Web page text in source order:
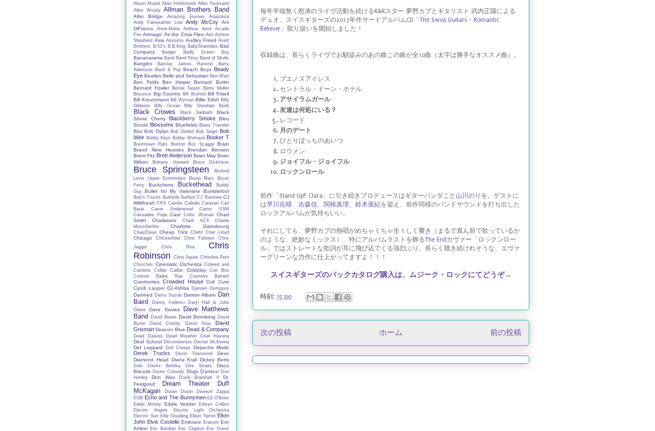
毎年半端無く怒涛のライヴ活動を続けるR&Rスター 夢野カブとギタリスト 武内正陽による
デュオ、スイスギターズの2017年作サードアルバムCD「 The Swiss Guitars - Romantic
Believer 」取り扱いを開始しました！
収録曲は、長らくライヴでお馴染みのあの曲この曲が全10曲（太字は勝手なオススメ曲）。
ブエノスアイレス
セントラル・ドーン・ホテル
アサイラムガール
友達は何処にいる？
レコード
月のデート
ひとりぼっちのあいつ
ロウメン
ジョイフル・ジョイフル
ロックンロール
前作「Stand Up!! Clara」に引き続きプロデュースはギターパンダこと 山川のりを。ゲストに
は早川岳晴、 吉森信、 関根真理、 鈴木亜紀を迎え、前作同様のバンドサウンドを打ち出した
ロックアルバムが気持ちいい。
それにしても、夢野カブの熱唱がめちゃくちゃ生々しく響き（まるで真ん前で歌っているか
のような、絶妙なミックス）、特にアルバムラストを飾るThe End カヴァー「ロックンロー
ル」ではストレートな歌詞が耳に飛び込でくる強烈ぶり。長らく聴き続けれそうな、エヴァ
ーグリーンな力作に仕上がってますよ！！！
スイスギターズのバックカタログ購入は、ムジーク・ロックにてどうぞ→
時刻: 15:00
次の投稿 前の投稿
ホーム
Alison Moyet Allan Holdsworth Allen Toussaint
Allen Woody
Allman Brothers Band
Alter Bridge Amazing Journey
Anastasia
Andy Fairweather Low
Andy McCoy
Ani
DiFranco
Anne-Marie Anthrax Anvil
Arcade
Fire Artmagic As the Crow Flies Ash Ashton
Shepherd Asia Asylums Audley Freed Avett
Brothers
B-52's B.B.King BabyShambles Bad
Company
Badger Badly Drawn Boy
Bananarama Band Band Perry Band of Skulls
Bangles Barclay James Harvest
Barry
Adamson Bash & Pop Beach Boys Beady
Eye Beatles Belle and Sebastian Ben Watt
Ben Folds Ben Harper
Bernard Butler
Bernard Fowler
Bernie Taupin
Bette Midler
Beyonce Big Country Bill Bruford Bill Frisell
Bill Kreutzmann Bill Wyman Billie Eilish Billy
Gibbons
Billy Ocean Billy Sheehan Bjork
Black Crowes Black Sabbath
Black
Stone Cherry
Blackberry Smoke Bleu
Blondie Blossoms Bluefields Blues Traveler
Blur Bob Dylan Bob Geldof Bob Seger Bob
Weir Bobby Keys Bobby Womack Booker T
Boomtown Rats Boston Boz Scaggs
Brain
Brand New Heavies
Brendan Benson
Brent Fitz Brett Anderson Brian May Brian
Wilson
Brittany Howard Bruce Dickinson
Bruce Springsteen
Bruford
Levin Upper Extremities
Bruno Mars
Bryan
Ferry
Buckcherry Buckethead
Buddy
Guy
Bullet for My Valentine Bumblefoot
Butch Trucks Butthole Surfers CJ Ramone CJ
Wildheart CRX Camila Cabello Caravan Carl
Barat
Carrie Underwood
Carter USM
Cassadee Pope
Cast Celtic Woman
Chad
Smith
Charlatans Charli XCX
Charlie
Musselwhite
Charlotte Gainsbourg
Chas/Dave Cheap Trick Chefs Cher Lloyd
Chicago Chickenfoot Chris Farlowe
Chris
Jagger
Chris Rea
Chris
Robinson
Chris Squire Christina Perri
Chvrches Cinematic Orchestra Coheed and
Cambria
Colbie Caillat Coldplay
Con Brio
Corinne Bailey Rae
Courtney Barnett
Cranberries Crowded House Cult
Cure
Cyndi Lauper DJ Ashba Damien Dempsey
Damned Damo Suzuki Damon Albarn
Dan
Baird
Danny Federici
Daryl Hall & John
Oates
Dave Davies
Dave Matthews
Band
David Bowie David Bromberg David
Byrne
David Crosby David Gray
David
Grisman Deacon Blue Dead & Company
Dead Daisies Dead Weather Deaf Havana
Deaf School Decemberists Declan McKenna
Def Leppard Deli Creeps Depeche Mode
Derek Trucks Devin Townsend
Devo
Diamond Head
Diana Krall Dickey Betts
Dido Dierks Bentley Dire Straits
Disco
Biscuits Divine Comedy Dogs D'amour Don
Henley
Don Was Doyle Bramhall II
Dr.
Feelgood
Dream Theater
Duff
McKagan
Duran Duran
Dweezil Zappa
EOB Echo and The Bunnymen Ed O'Brien
Eddie Money
Eddie Vedder
Edwyn Collins
Electric Angels
Electric Light Orchestra
Electric Sun Ellie Goulding Elliott Yamin Elton
John Elvis Costello Embrace Erasure Eric
Ambel Eric Bazilian Eric Clapton Eric Dover